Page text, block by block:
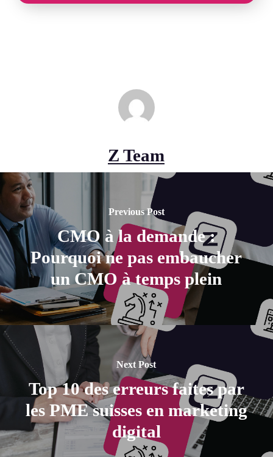
Z Team
Previous Post
CMO à la demande :
Pourquoi ne pas embaucher
un CMO à temps plein
Next Post
Top 10 des erreurs faites par
les PME suisses en marketing
digital